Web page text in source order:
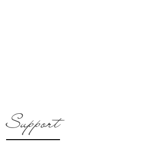
Support